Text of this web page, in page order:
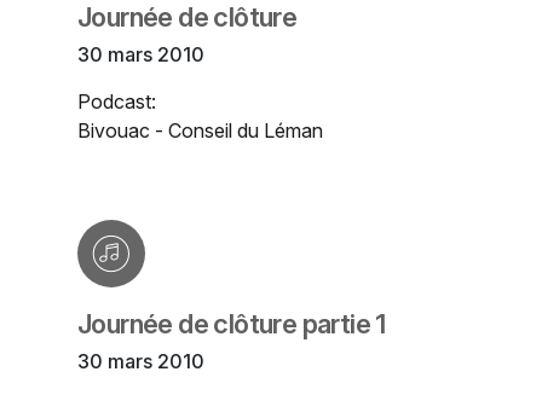
Journée de clôture
30 mars 2010
Podcast:
Bivouac - Conseil du Léman
Journée de clôture partie 1
30 mars 2010